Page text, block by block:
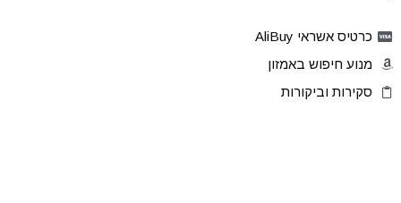
כרטיס אשראי AliBuy
מנוע חיפוש באמזון
סקירות וביקורות